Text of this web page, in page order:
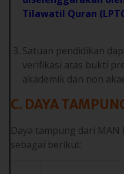
Tilawatil Quran
Satuan pendidikan
verifikasi atas bukti
akademik dan non
C. DAYA
Daya tampung dari MAN
sebagai berikut: